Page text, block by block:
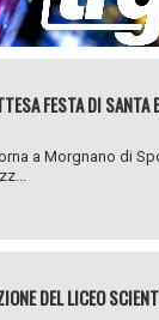
FESTA DI SANTA
a Morgnano di
DEL LICEO